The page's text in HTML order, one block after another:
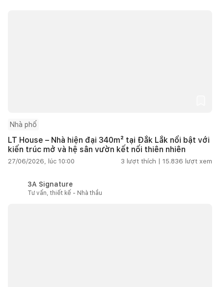
Nhà phố
LT House – Nhà hiện đại 340m² tại Đắk Lắk nổi bật với
kiến trúc mở và hệ sân vườn kết nối thiên nhiên
27/06/2026, lúc 10:00 3 lượt thích | 15.836 lượt xem
3A Signature
Tư vấn, thiết kế - Nhà thầu